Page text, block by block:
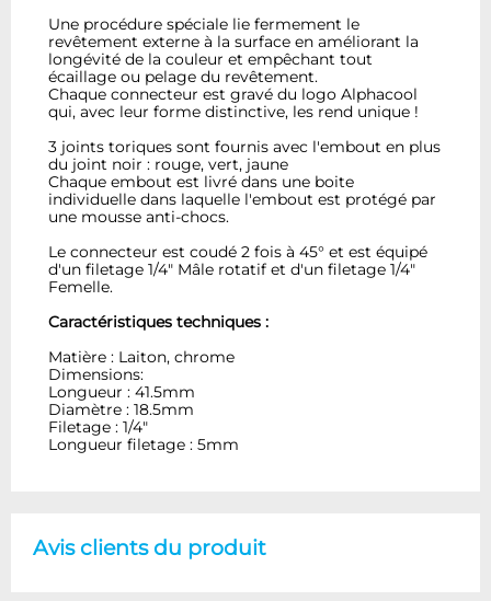
Une procédure spéciale lie fermement le
revêtement externe à la surface en améliorant la
longévité de la couleur et empêchant tout
écaillage ou pelage du revêtement.
Chaque connecteur est gravé du logo Alphacool
qui, avec leur forme distinctive, les rend unique !
3 joints toriques sont fournis avec l'embout en plus
du joint noir : rouge, vert, jaune
Chaque embout est livré dans une boite
individuelle dans laquelle l'embout est protégé par
une mousse anti-chocs.
Le connecteur est coudé 2 fois à 45° et est équipé
d'un filetage 1/4" Mâle rotatif et d'un filetage 1/4"
Femelle.
Caractéristiques techniques :
Matière : Laiton, chrome
Dimensions:
Longueur : 41.5mm
Diamètre : 18.5mm
Filetage : 1/4"
Longueur filetage : 5mm
Avis clients du produit